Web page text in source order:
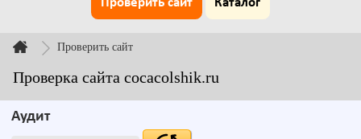
Проверить сайт Каталог
Проверить сайт
Проверка сайта cocacolshik.ru
Аудит